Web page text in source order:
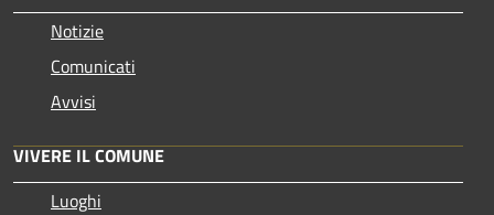
Notizie
Comunicati
Avvisi
VIVERE IL COMUNE
Luoghi